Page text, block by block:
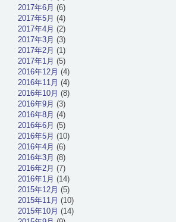
2017年6月 (6)
2017年5月 (4)
2017年4月 (2)
2017年3月 (3)
2017年2月 (1)
2017年1月 (5)
2016年12月 (4)
2016年11月 (4)
2016年10月 (8)
2016年9月 (3)
2016年8月 (4)
2016年6月 (5)
2016年5月 (10)
2016年4月 (6)
2016年3月 (8)
2016年2月 (7)
2016年1月 (14)
2015年12月 (5)
2015年11月 (10)
2015年10月 (14)